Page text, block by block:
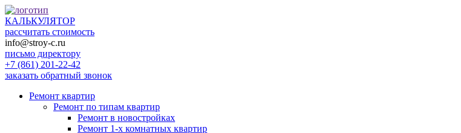
КАЛЬКУЛЯТОР
рассчитать стоимость
info@stroy-c.ru
письмо директору
+7 (861) 201-22-42
заказать обратный звонок
Ремонт квартир
Ремонт по типам квартир
Ремонт в новостройках
Ремонт 1-х комнатных квартир